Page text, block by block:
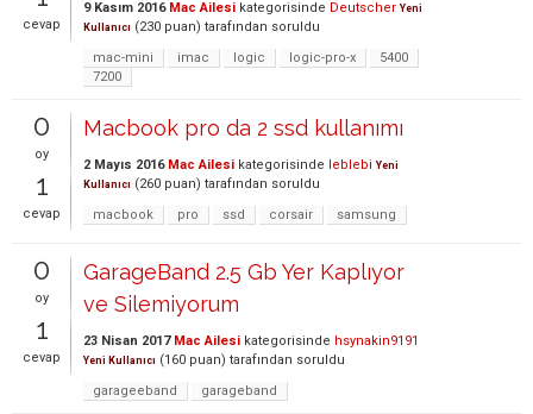
cevap
9 Kasım 2016 Mac Ailesi kategorisinde Deutscher Yeni
Kullanıcı (230 puan) tarafından soruldu
mac-mini
imac logic logic-pro-x
5400
7200
0
oy
1
cevap
Macbook pro da 2 ssd kullanımı
2 Mayıs 2016 Mac Ailesi kategorisinde leblebi Yeni
Kullanıcı (260 puan) tarafından soruldu
macbook
pro ssd corsair samsung
0
oy
1
cevap
GarageBand 2.5 Gb Yer Kaplıyor
ve Silemiyorum
23 Nisan 2017 Mac Ailesi kategorisinde hsynakin9191
Yeni Kullanıcı (160 puan) tarafından soruldu
garageeband
garageband